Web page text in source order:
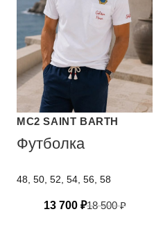
MC2 SAINT BARTH
Футболка
48, 50, 52, 54, 56, 58
13 700 ₽18 500₽